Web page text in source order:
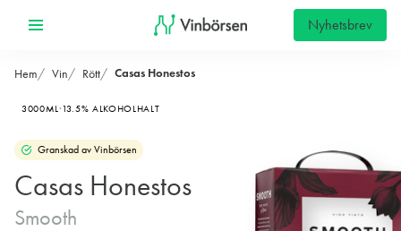
Nyhetsbrev
Hem Vin Rött Casas Honestos
3000ML 13.5% ALKOHOLHALT
Granskad av Vinbörsen
Casas Honestos
Smooth